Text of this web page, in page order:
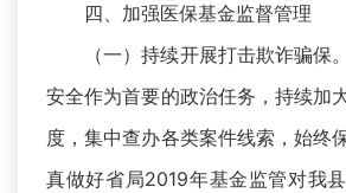
四、加强医保基金监督管理
（一）持续开展打击欺诈骗保
安全作为首要的政治任务，持续加
度，集中查办各类案件线索，始终
真做好省局2019年基金监管对我